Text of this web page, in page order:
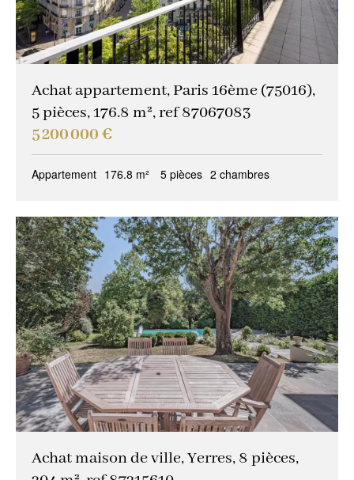
Espace extérieur (11)
Stationnement (6)
Ascenseur (26)
Accès personne mobilité réduite (1)
État
Travaux à prévoir
Bon état (8)
Excellent état / neuf (17)
Autres critères
Gardien (27)
Idéal professions libérales (4)
Idéal investisseur (12)
Vues magiques (8)
Achat appartement, Paris 16ème (75016),
5 pièces, 176.8 m², ref 87067083
5 200 000 €
Appartement 176.8 m² 5 pièces 2 chambres
Achat maison de ville, Yerres, 8 pièces,